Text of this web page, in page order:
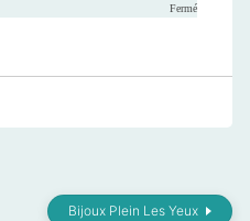
Fermé
Bijoux Plein Les Yeux